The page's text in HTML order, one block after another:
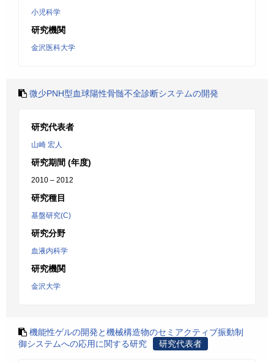
小児科学
研究機関
金沢医科大学
微少PNH型血球陽性骨髄不全診断システムの開発
研究代表者
山崎 宏人
研究期間 (年度)
2010 – 2012
研究種目
基盤研究(C)
研究分野
血液内科学
研究機関
金沢大学
機能性ゲルの開発と機械構造物のセミアクティブ振動制
御システムへの応用に関する研究
研究代表者